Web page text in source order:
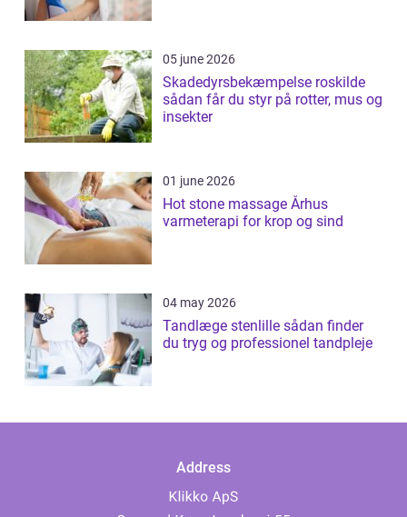
05 june 2026
Skadedyrsbekæmpelse roskilde
sådan får du styr på rotter, mus og
insekter
01 june 2026
Hot stone massage Århus
varmeterapi for krop og sind
04 may 2026
Tandlæge stenlille sådan finder
du tryg og professionel tandpleje
Address